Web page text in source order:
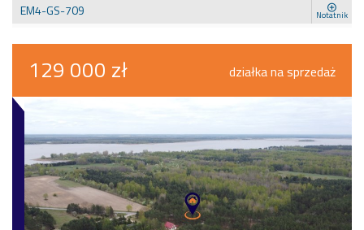
EM4-GS-709 Notatnik
129 000 zł działka na sprzedaż